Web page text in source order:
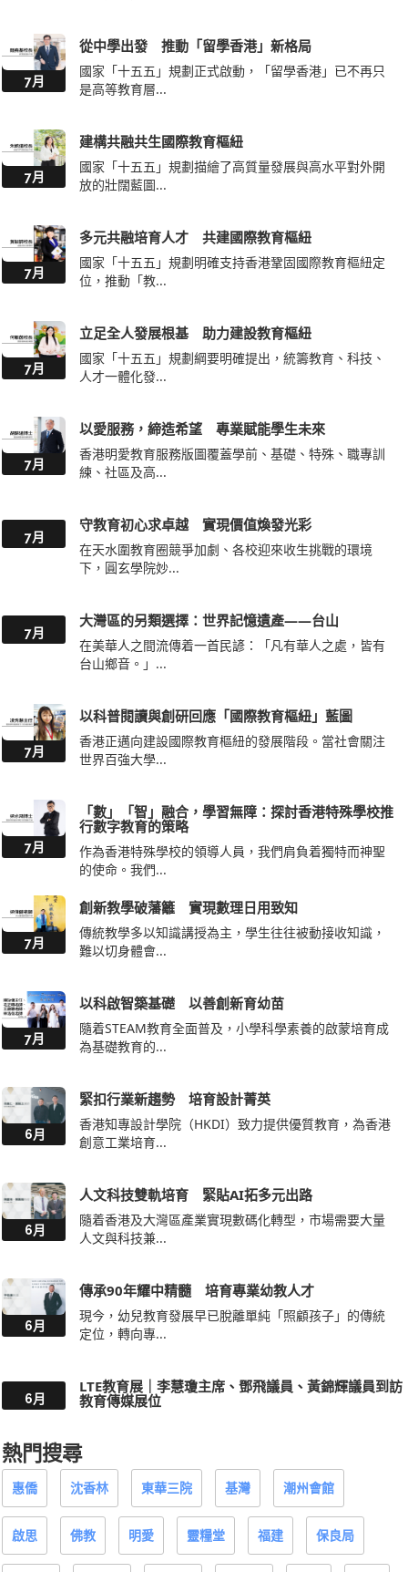
7月
從中學出發 推動「留學香港」新格局
國家「十五五」規劃正式啟動，「留學香港」已不再只
是高等教育層...
7月
建構共融共生國際教育樞紐
國家「十五五」規劃描繪了高質量發展與高水平對外開
放的壯闊藍圖...
7月
多元共融培育人才 共建國際教育樞紐
國家「十五五」規劃明確支持香港鞏固國際教育樞紐定
位，推動「教...
7月
立足全人發展根基 助力建設教育樞紐
國家「十五五」規劃綱要明確提出，統籌教育、科技、
人才一體化發...
7月
以愛服務，締造希望 專業賦能學生未來
香港明愛教育服務版圖覆蓋學前、基礎、特殊、職專訓
練、社區及高...
7月
守教育初心求卓越 實現價值煥發光彩
在天水圍教育圈競爭加劇、各校迎來收生挑戰的環境
下，圓玄學院妙...
7月
大灣區的另類選擇：世界記憶遺產——台山
在美華人之間流傳着一首民諺：「凡有華人之處，皆有
台山鄉音。」...
7月
以科普閱讀與創研回應「國際教育樞紐」藍圖
香港正邁向建設國際教育樞紐的發展階段。當社會關注
世界百強大學...
7月
「數」「智」融合，學習無障：探討香港特殊學校推
行數字教育的策略
作為香港特殊學校的領導人員，我們肩負着獨特而神聖
的使命。我們...
7月
創新教學破藩籬 實現數理日用致知
傳統教學多以知識講授為主，學生往往被動接收知識，
難以切身體會...
7月
以科啟智築基礎 以善創新育幼苗
隨着STEAM教育全面普及，小學科學素養的啟蒙培育成
為基礎教育的...
6月
緊扣行業新趨勢 培育設計菁英
香港知專設計學院（HKDI）致力提供優質教育，為香港
創意工業培育...
6月
人文科技雙軌培育 緊貼AI拓多元出路
隨着香港及大灣區產業實現數碼化轉型，市場需要大量
人文與科技兼...
6月
傳承90年耀中精髓 培育專業幼教人才
現今，幼兒教育發展早已脫離單純「照顧孩子」的傳統
定位，轉向專...
6月
LTE教育展｜李慧瓊主席、鄧飛議員、黃錦輝議員到訪
教育傳媒展位
熱門搜尋
惠僑 沈香林 東華三院 基灣 潮州會館
啟思 佛教 明愛 靈糧堂 福建 保良局